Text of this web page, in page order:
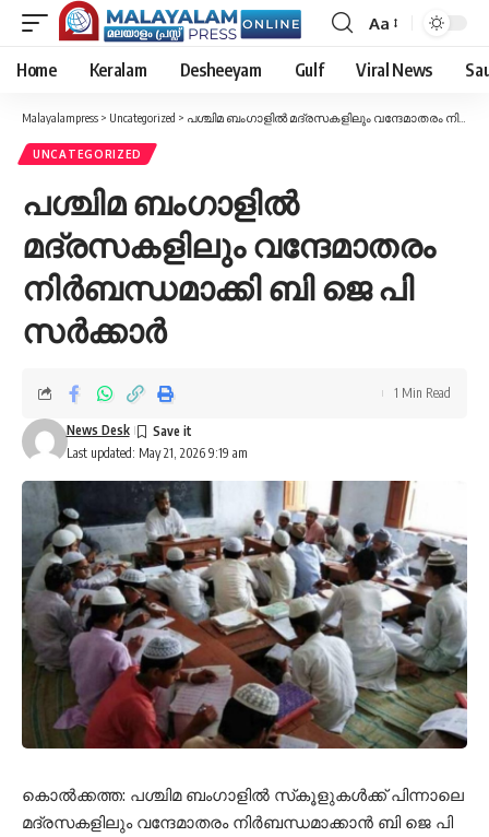
Font
Resizer
Aa
Home Keralam Desheeyam Gulf Viral News
Malayalampress > Uncategorized > പശ്ചിമ ബംഗാളില്‍ മദ്രസകളിലും വന്ദേമാതരം നിര്‍ബന്ധമാക്കി ബി ജെ പി സര്‍ക്കാര്‍
UNCATEGORIZED
പശ്ചിമ ബംഗാളില്‍
മദ്രസകളിലും വന്ദേമാതരം
നിര്‍ബന്ധമാക്കി ബി ജെ പി
സര്‍ക്കാര്‍
Last updated: May 21, 2026 9:19 am
News Desk
1 Min Read
കൊല്‍ക്കത്ത: പശ്ചിമ ബംഗാളില്‍ സ്‌കൂളുകള്‍ക്ക് പിന്നാലെ
മദ്രസകളിലും വന്ദേമാതരം നിര്‍ബന്ധമാക്കാന്‍ ബി ജെ പി